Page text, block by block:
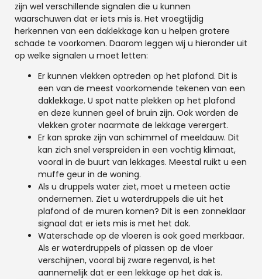
zijn wel verschillende signalen die u kunnen
waarschuwen dat er iets mis is. Het vroegtijdig
herkennen van een daklekkage kan u helpen grotere
schade te voorkomen. Daarom leggen wij u hieronder uit
op welke signalen u moet letten:
Er kunnen vlekken optreden op het plafond. Dit is
een van de meest voorkomende tekenen van een
daklekkage. U spot natte plekken op het plafond
en deze kunnen geel of bruin zijn. Ook worden de
vlekken groter naarmate de lekkage verergert.
Er kan sprake zijn van schimmel of meeldauw. Dit
kan zich snel verspreiden in een vochtig klimaat,
vooral in de buurt van lekkages. Meestal ruikt u een
muffe geur in de woning.
Als u druppels water ziet, moet u meteen actie
ondernemen. Ziet u waterdruppels die uit het
plafond of de muren komen? Dit is een zonneklaar
signaal dat er iets mis is met het dak.
Waterschade op de vloeren is ook goed merkbaar.
Als er waterdruppels of plassen op de vloer
verschijnen, vooral bij zware regenval, is het
aannemelijk dat er een lekkage op het dak is.